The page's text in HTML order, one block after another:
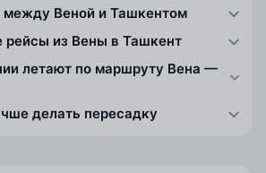
между Веной и Ташкентом
из Вены в Ташкент
летают по маршруту Вена —
делать пересадку